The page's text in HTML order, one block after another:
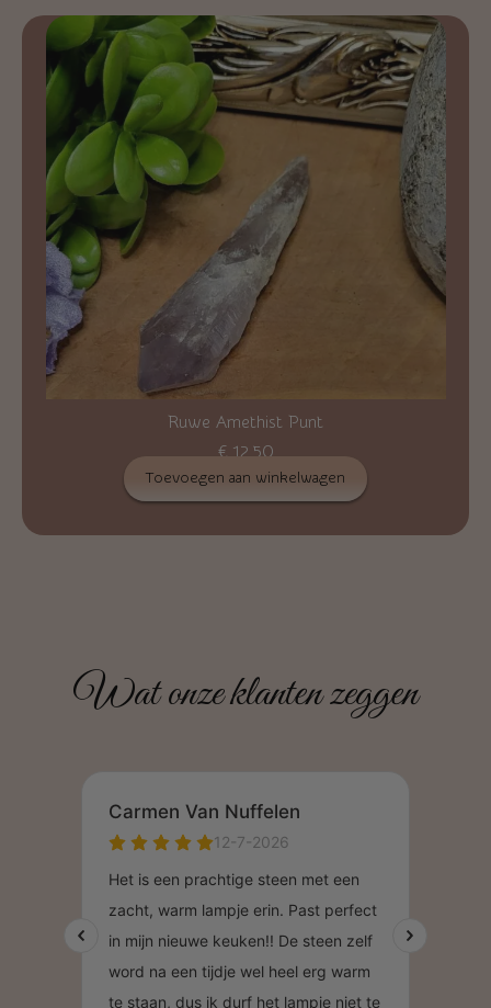
Ruwe Amethist Punt
€12,50
Toevoegen aan winkelwagen
Wat onze klanten zeggen